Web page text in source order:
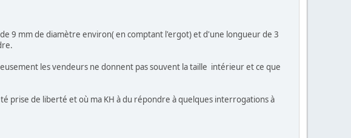
9 mm de diamètre environ( en comptant l'ergot) et d'une longueur de 3
les vendeurs ne donnent pas souvent la taille intérieur et ce que
prise de liberté et où ma KH à du répondre à quelques interrogations à